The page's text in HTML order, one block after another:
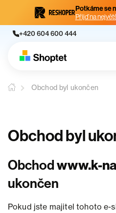
Potkáme se
Přijď na
+420 604 600 444
Obchod byl ukončen
Obchod byl
Obchodwww.k-
ukončen
Pokud jste majitel tohoto e-